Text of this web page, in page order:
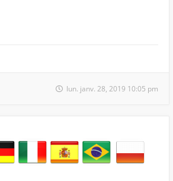
lun. janv. 28, 2019 10:05 pm